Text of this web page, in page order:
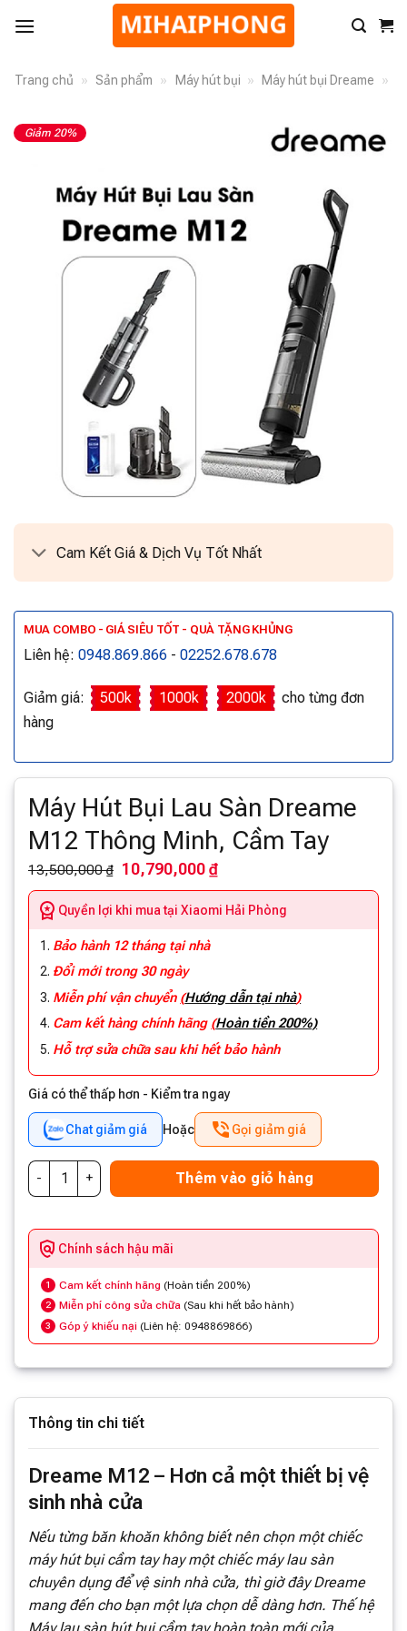
Trang chủ » Sản phẩm » Máy hút bụi » Máy hút bụi Dreame »
Giảm 20%
Cam Kết Giá & Dịch Vụ Tốt Nhất
MUA COMBO - GIÁ SIÊU TỐT - QUÀ TẶNG KHỦNG
Liên hệ: 0948.869.866 - 02252.678.678
Giảm giá: 500k 1000k 2000k
cho từng đơn
hàng
Máy Hút Bụi Lau Sàn Dreame
M12 Thông Minh, Cầm Tay
13,500,000 ₫ 10,790,000 ₫
Quyền lợi khi mua tại Xiaomi Hải Phòng
Bảo hành 12 tháng tại nhà
Đổi mới trong 30 ngày
Miễn phí vận chuyển (Hướng dẫn tại nhà)
Cam kết hàng chính hãng (Hoàn tiền 200%)
Hỗ trợ sửa chữa sau khi hết bảo hành
Giá có thể thấp hơn - Kiểm tra ngay
Chat giảm giá Hoặc Gọi giảm giá
Thêm vào giỏ hàng
Chính sách hậu mãi
1 Cam kết chính hãng (Hoàn tiền 200%)
2 Miễn phí công sửa chữa (Sau khi hết bảo hành)
3 Góp ý khiếu nại (Liên hệ: 0948869866)
Thông tin chi tiết
Dreame M12 – Hơn cả một thiết bị vệ
sinh nhà cửa
Nếu từng băn khoăn không biết nên chọn một chiếc
máy hút bụi cầm tay hay một chiếc máy lau sàn
chuyên dụng để vệ sinh nhà cửa, thì giờ đây Dreame
mang đến cho bạn một lựa chọn dễ dàng hơn. Thế hệ